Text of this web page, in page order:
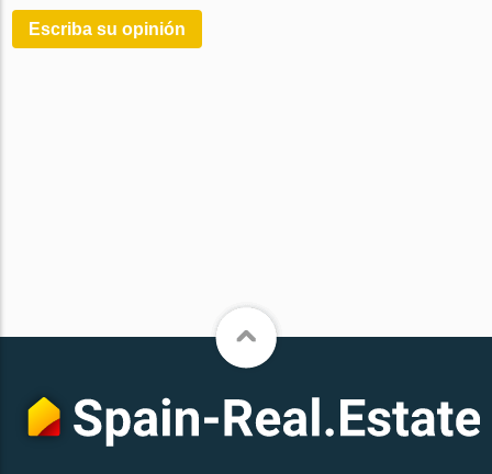
Escriba su opinión